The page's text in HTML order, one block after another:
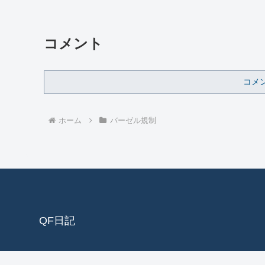
コメント
コメ
ホーム バーゼル規制
QF日記